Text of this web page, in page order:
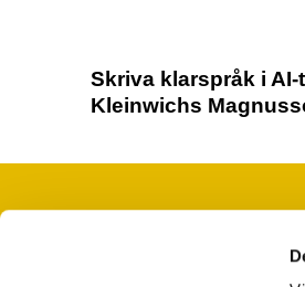
Skriva klarspråk i AI-
Kleinwichs